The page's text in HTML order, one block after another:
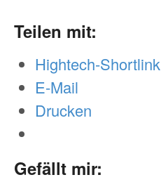
Teilen mit:
Hightech-Shortlink
E-Mail
Drucken
Gefällt mir: